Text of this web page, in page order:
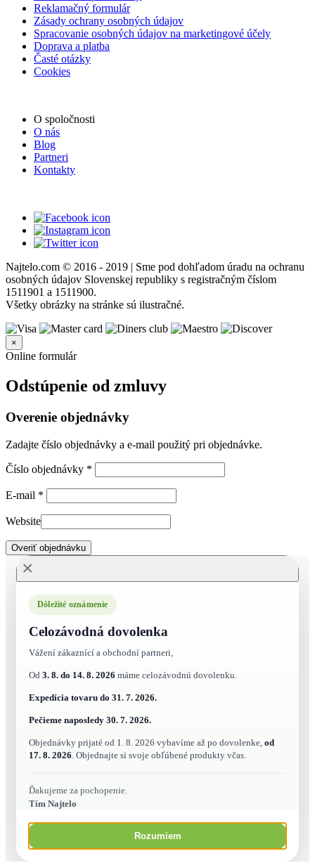
Reklamačný formulár
Zásady ochrany osobných údajov
Spracovanie osobných údajov na marketingové účely
Doprava a platba
Časté otázky
Cookies
O spoločnosti
O nás
Blog
Partneri
Kontakty
Najtelo.com © 2016 - 2019 | Sme pod dohľadom úradu na ochranu
osobných údajov Slovenskej republiky s registračným číslom
1511901 a 1511900.
Všetky obrázky na stránke sú ilustračné.
×
Online formulár
Odstúpenie od zmluvy
Overenie objednávky
Zadajte číslo objednávky a e-mail použitý pri objednávke.
Číslo objednávky *
E-mail *
Website
Overiť objednávku
×
Dôležité oznámenie
Celozávodná dovolenka
Vážení zákaznící a obchodní partneri,
Od 3. 8. do 14. 8. 2026 máme celozávodnú dovolenku.
Expedícia tovaru do 31. 7. 2026.
Pečieme naposledy 30. 7. 2026.
Objednávky prijaté od 1. 8. 2026 vybavíme až po dovolenke, od
17. 8. 2026 . Objednajte si svoje obľúbené produkty včas.
Ďakujeme za pochopenie.
Tím Najtelo
Rozumiem